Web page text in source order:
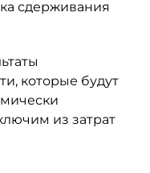
сдерживания
которые будут
из затрат